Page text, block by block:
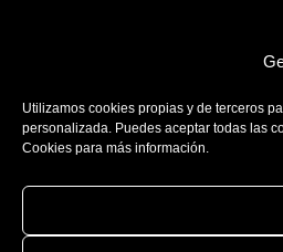
Utilizamos cookies propias y de terceros
personalizada. Puedes aceptar todas las
Cookies para más información.